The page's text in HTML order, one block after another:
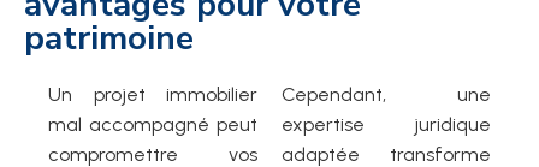
patrimoine
Un projet immobilier
mal accompagné peut
compromettre vos
Cependant, une
expertise juridique
adaptée transforme